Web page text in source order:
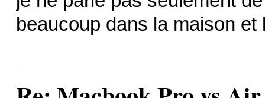
beaucoup dans la maison et